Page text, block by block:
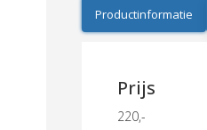
Productinformatie
Prijs
220,-